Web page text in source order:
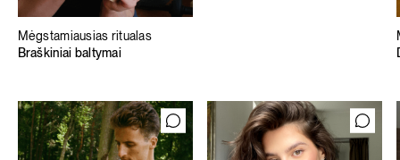
Mėgstamiausias ritualas
Braškiniai baltymai